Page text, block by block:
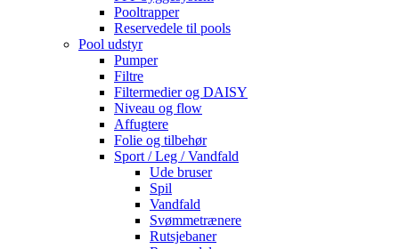
Pooltrapper
Reservedele til pools
Pool udstyr
Pumper
Filtre
Filtermedier og DAISY
Niveau og flow
Affugtere
Folie og tilbehør
Sport / Leg / Vandfald
Ude bruser
Spil
Vandfald
Svømmetrænere
Rutsjebaner